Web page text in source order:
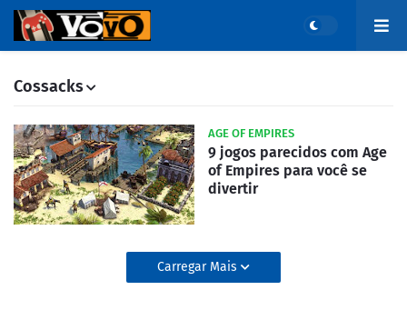
Cossacks
AGE OF EMPIRES
9 jogos parecidos com Age
of Empires para você se
divertir
Carregar Mais